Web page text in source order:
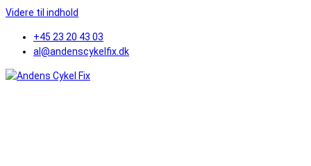
Videre til indhold
+45 23 20 43 03
al@andenscykelfix.dk